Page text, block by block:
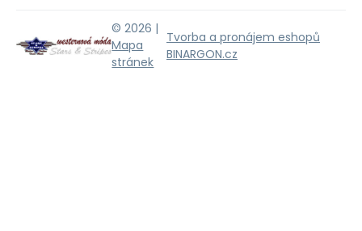
© 2026 |
Mapa
stránek
Tvorba a pronájem eshopů
BINARGON.cz